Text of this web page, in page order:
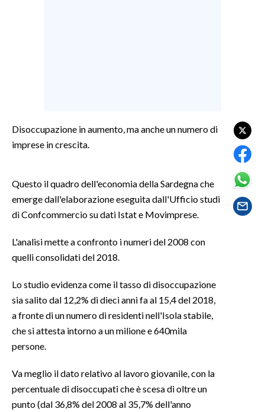
GOSSIP
SARDEGNA TURISMO
NOTIZIE
EVENTI
INSULARITÀ
INFO AZIENDE
Disoccupazione in aumento, ma anche un numero di
imprese in crescita.
Questo il quadro dell'economia della Sardegna che
emerge dall'elaborazione eseguita dall'Ufficio studi
di Confcommercio su dati Istat e Movimprese.
L'analisi mette a confronto i numeri del 2008 con
quelli consolidati del 2018.
Lo studio evidenza come il tasso di disoccupazione
sia salito dal 12,2% di dieci anni fa al 15,4 del 2018,
a fronte di un numero di residenti nell'Isola stabile,
che si attesta intorno a un milione e 640mila
persone.
Va meglio il dato relativo al lavoro giovanile, con la
percentuale di disoccupati che è scesa di oltre un
punto (dal 36,8% del 2008 al 35,7% dell'anno